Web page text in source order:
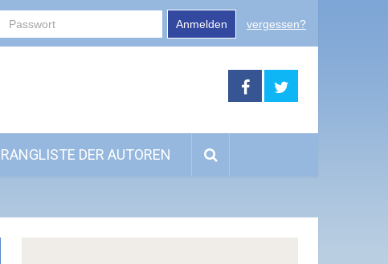
Anmelden vergessen?
RANGLISTE DER AUTOREN